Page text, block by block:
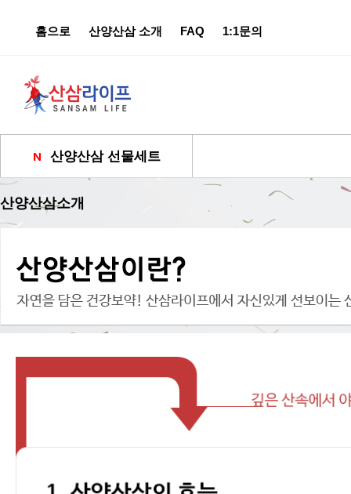
홈으로 산양산삼 소개 FAQ 1:1문의
산양산삼 선물세트
산양산삼소개